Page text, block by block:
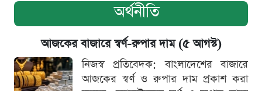
অর্থনীতি
আজকের বাজারে স্বর্ণ-রুপার দাম (৫ আগস্ট)
নিজস্ব প্রতিবেদক: বাংলাদেশের বাজারে
আজকের স্বর্ণ ও রুপার দাম প্রকাশ করা